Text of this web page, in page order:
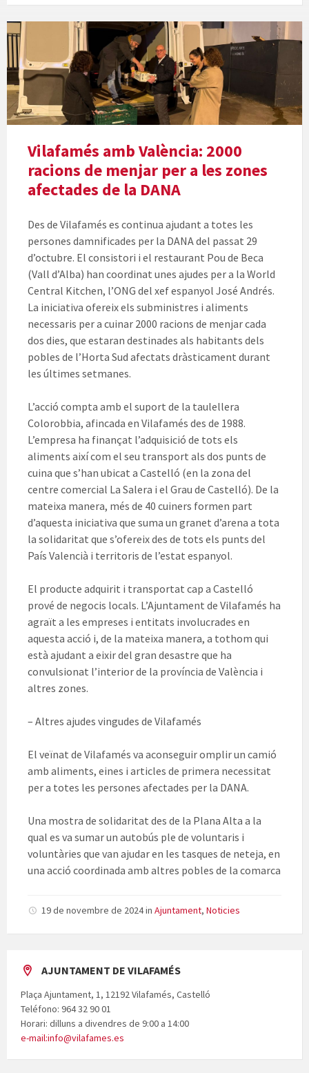
Vilafamés amb València: 2000
racions de menjar per a les zones
afectades de la DANA
Des de Vilafamés es continua ajudant a totes les
persones damnificades per la DANA del passat 29
d’octubre. El consistori i el restaurant Pou de Beca
(Vall d’Alba) han coordinat unes ajudes per a la World
Central Kitchen, l’ONG del xef espanyol José Andrés.
La iniciativa ofereix els subministres i aliments
necessaris per a cuinar 2000 racions de menjar cada
dos dies, que estaran destinades als habitants dels
pobles de l’Horta Sud afectats dràsticament durant
les últimes setmanes.
L’acció compta amb el suport de la taulellera
Colorobbia, afincada en Vilafamés des de 1988.
L’empresa ha finançat l’adquisició de tots els
aliments així com el seu transport als dos punts de
cuina que s’han ubicat a Castelló (en la zona del
centre comercial La Salera i el Grau de Castelló). De la
mateixa manera, més de 40 cuiners formen part
d’aquesta iniciativa que suma un granet d’arena a tota
la solidaritat que s’ofereix des de tots els punts del
País Valencià i territoris de l’estat espanyol.
El producte adquirit i transportat cap a Castelló
prové de negocis locals. L’Ajuntament de Vilafamés ha
agraït a les empreses i entitats involucrades en
aquesta acció i, de la mateixa manera, a tothom qui
està ajudant a eixir del gran desastre que ha
convulsionat l’interior de la província de València i
altres zones.
– Altres ajudes vingudes de Vilafamés
El veïnat de Vilafamés va aconseguir omplir un camió
amb aliments, eines i articles de primera necessitat
per a totes les persones afectades per la DANA.
Una mostra de solidaritat des de la Plana Alta a la
qual es va sumar un autobús ple de voluntaris i
voluntàries que van ajudar en les tasques de neteja, en
una acció coordinada amb altres pobles de la comarca
19 de novembre de 2024in Ajuntament, Noticies
AJUNTAMENT DE VILAFAMÉS
Plaça Ajuntament, 1, 12192 Vilafamés, Castelló
Teléfono: 964 32 90 01
Horari: dilluns a divendres de 9:00 a 14:00
e-mail:info@vilafames.es